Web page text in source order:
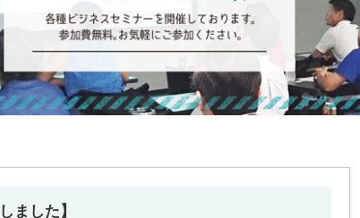
ました】